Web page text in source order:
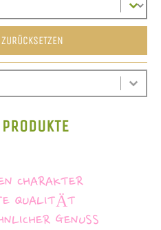
CHARAKTER
QUALITÄT
GENUSS